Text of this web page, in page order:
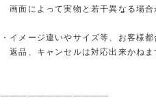
画面によって実物と若干異なる場合
・イメージ違いやサイズ等、お客様都
返品、キャンセルは対応出来かねま
————————————